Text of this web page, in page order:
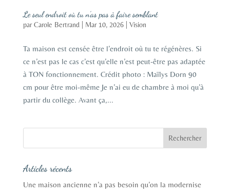
Le seul endroit où tu n’as pas à faire semblant
parCarole Bertrand Mar 10, 2026| Vision
Ta maison est censée être l’endroit où tu te régénères. Si
ce n’est pas le cas c’est qu’elle n’est peut-être pas adaptée
à TON fonctionnement. Crédit photo : Maïlys Dorn 90
cm pour être moi-même Je n’ai eu de chambre à moi qu’à
partir du collège. Avant ça,...
Articles récents
Une maison ancienne n’a pas besoin qu’on la modernise